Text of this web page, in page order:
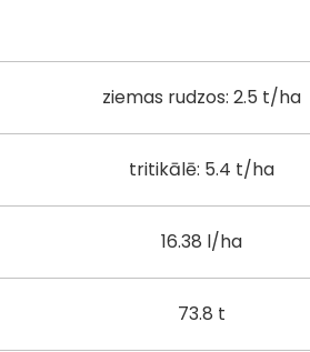
ziemas rudzos: 2.5 t/ha
tritikālē: 5.4 t/ha
16.38 l/ha
73.8 t